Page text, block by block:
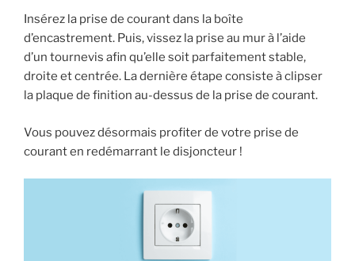
Insérez la prise de courant dans la boîte
d’encastrement. Puis, vissez la prise au mur à l’aide
d’un tournevis afin qu’elle soit parfaitement stable,
droite et centrée. La dernière étape consiste à clipser
la plaque de finition au-dessus de la prise de courant.
Vous pouvez désormais profiter de votre prise de
courant en redémarrant le disjoncteur !